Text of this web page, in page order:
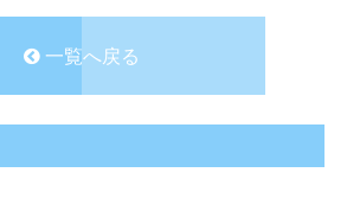
一覧へ戻る